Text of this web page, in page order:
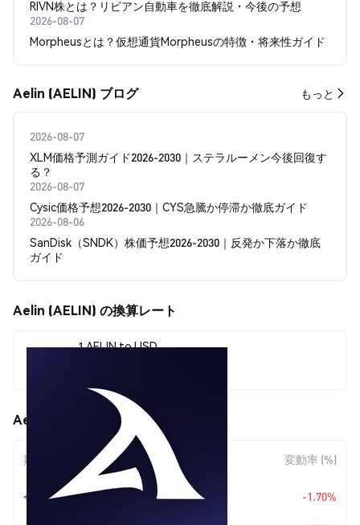
RIVN株とは？リビアン自動車を徹底解説・今後の予想
2026-08-07
Morpheusとは？仮想通貨Morpheusの特徴・将来性ガイド
Aelin (AELIN) ブログ もっと
2026-08-07
XLM価格予測ガイド2026-2030｜ステラルーメン今後回復す
る？
2026-08-07
Cysic価格予想2026-2030｜CYS急騰か停滞か徹底ガイド
2026-08-06
SanDisk（SNDK）株価予想2026-2030｜反発か下落か徹底
ガイド
Aelin (AELIN) の換算レート
1 AELIN to USD
Aelin (AELIN) の価格変動
期間 金額変動 変動率 (%)
今日 -$6.42 -1.70%